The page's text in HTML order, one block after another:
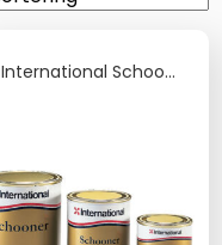
International Schooner